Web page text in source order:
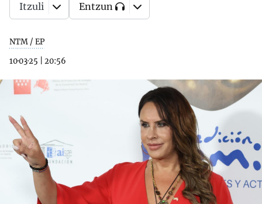
NTM / EP
10·03·25
20:56
Itzuli Entzun